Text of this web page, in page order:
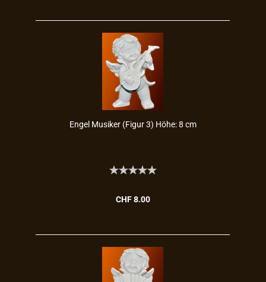
Engel Mu­si­ker (Figur 3) Höhe: 8 cm
CHF 8.00